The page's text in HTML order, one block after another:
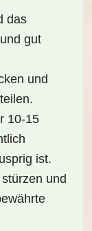
das
gut
und
10-15
ist.
und